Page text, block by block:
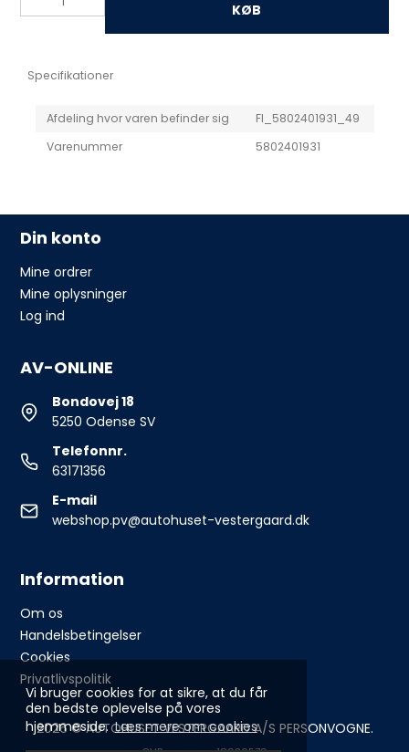
Vi bruger cookies for at sikre, at du får
den bedste oplevelse på vores
hjemmeside.Læs mere om cookies
KØB
Specifikationer
Afdeling hvor varen befinder sig
FI_5802401931_49
Varenummer
5802401931
Din konto
Mine ordrer
Mine oplysninger
Log ind
AV-ONLINE
Bondovej 18
5250 Odense SV
Telefonnr.
63171356
E-mail
webshop.pv@autohuset-vestergaard.dk
Information
Om os
Handelsbetingelser
Cookies
Privatlivspolitik
2026 © AUTOHUSET VESTERGAARD A/S PERSONVOGNE.